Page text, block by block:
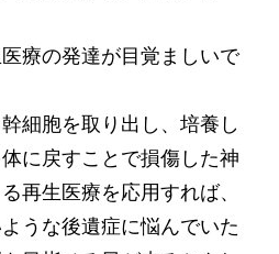
療の発達が目覚ましいで
細胞を取り出し、培養し
に戻すことで損傷した神
再生医療を応用すれば、
うな後遺症に悩んでいた